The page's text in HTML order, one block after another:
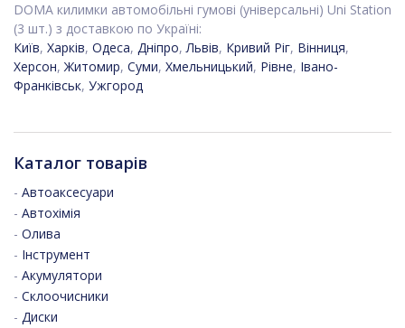
DOMA килимки автомобільні гумові (універсальні) Uni Station
(3 шт.) з доставкою по Україні:
Київ, Харків, Одеса, Дніпро,Львів, Кривий Ріг, Вінниця,
Херсон,Житомир, Суми, Хмельницький, Рівне, Івано-
Франківськ, Ужгород
Каталог товарів
- Автоаксесуари
- Автохімія
- Олива
- Інструмент
- Акумулятори
- Склоочисники
- Диски